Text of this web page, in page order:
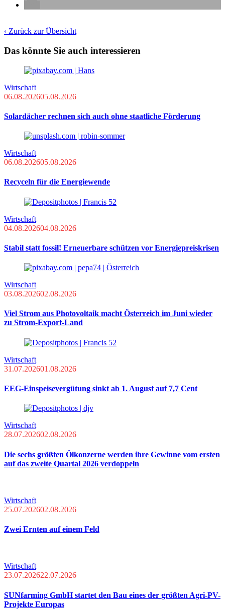
‹ Zurück zur Übersicht
Das könnte Sie auch interessieren
Wirtschaft
06.08.202605.08.2026
Solardächer rechnen sich auch ohne staatliche Förderung
Wirtschaft
06.08.202605.08.2026
Recyceln für die Energiewende
Wirtschaft
04.08.202604.08.2026
Stabil statt fossil! Erneuerbare schützen vor Energiepreiskrisen
Wirtschaft
03.08.202602.08.2026
Viel Strom aus Photovoltaik macht Österreich im Juni wieder
zu Strom-Export-Land
Wirtschaft
31.07.202601.08.2026
EEG-Einspeisevergütung sinkt ab 1. August auf 7,7 Cent
Wirtschaft
28.07.202602.08.2026
Die sechs größten Ölkonzerne werden ihre Gewinne vom ersten
auf das zweite Quartal 2026 verdoppeln
Wirtschaft
25.07.202602.08.2026
Zwei Ernten auf einem Feld
Wirtschaft
23.07.202622.07.2026
SUNfarming GmbH startet den Bau eines der größten Agri-PV-
Projekte Europas